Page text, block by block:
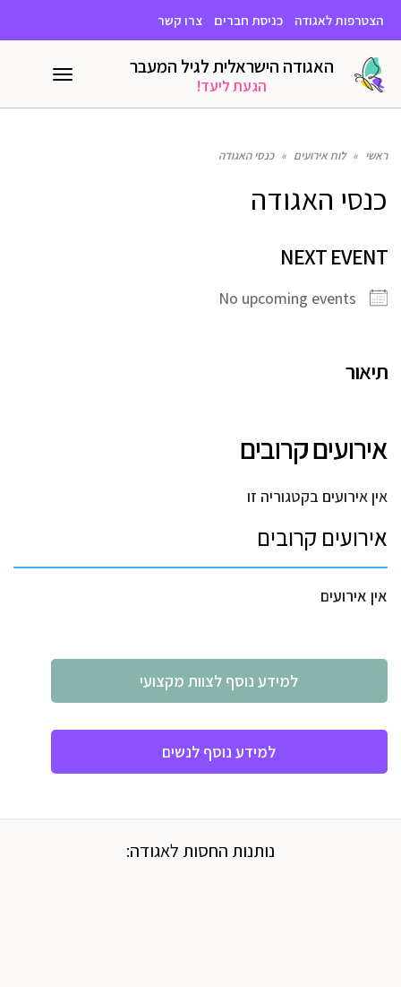
הצטרפות לאגודה כניסת חברים צרו קשר
האגודה הישראלית לגיל המעבר
הגעת ליעד!
תפריט
ראשי » לוח אירועים » כנסי האגודה
כנסי האגודה
NEXT EVENT
No upcoming events
תיאור
אירועים קרובים
אין אירועים בקטגוריה זו
אירועים קרובים
אין אירועים
למידע נוסף לצוות מקצועי
למידע נוסף לנשים
נותנות החסות לאגודה: